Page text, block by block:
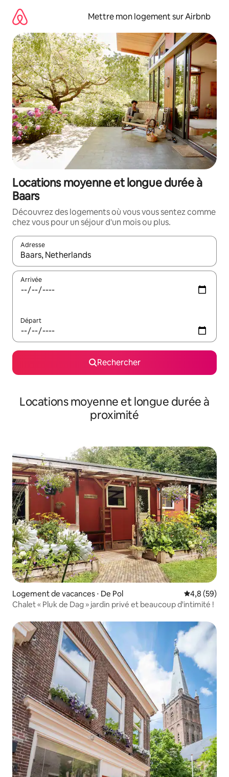
directement
contenu
Mettre mon logement sur Airbnb
Locations moyenne et longue durée à
Baars
Découvrez des logements où vous vous sentez comme
chez vous pour un séjour d'un mois ou plus.
Adresse
Lorsque les résultats s'affichent, utilisez les flèches vers le
Arrivée
Départ
Rechercher
Locations moyenne et longue durée à
proximité
Logement de vacances ⋅ De Pol Évaluation
4,8 (59)
Chalet « Pluk de Dag » jardin privé et beaucoup d'intimité !